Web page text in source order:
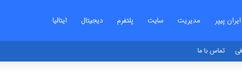
ایران پیپر مدیریت سایت پلتفرم دیجیتال ایتالیا
تماس با ما